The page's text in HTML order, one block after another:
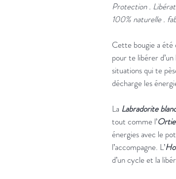
Protection .
100% naturelle .
Cette bougie a été
pour te libérer
situations qui te
décharge les
La Labradorite
tout comme l’Ortie
énergies avec le
l’accompagne. L’
d’un cycle et la